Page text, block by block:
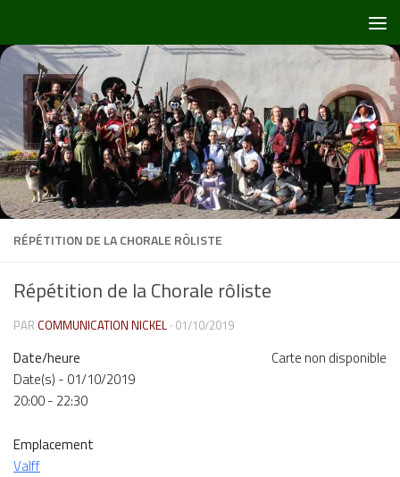
RÉPÉTITION DE LA CHORALE RÔLISTE
Répétition de la Chorale rôliste
PAR COMMUNICATION NICKEL · 01/10/2019
Carte non disponible
Date/heure
Date(s) - 01/10/2019
20:00 - 22:30
Emplacement
Valff